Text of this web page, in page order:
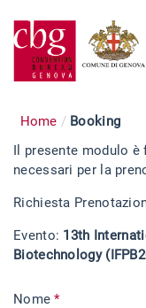
Home
Booking
Il presente modulo
necessari per la
Richiesta
Evento: 13th
Biotechnology
Nome *